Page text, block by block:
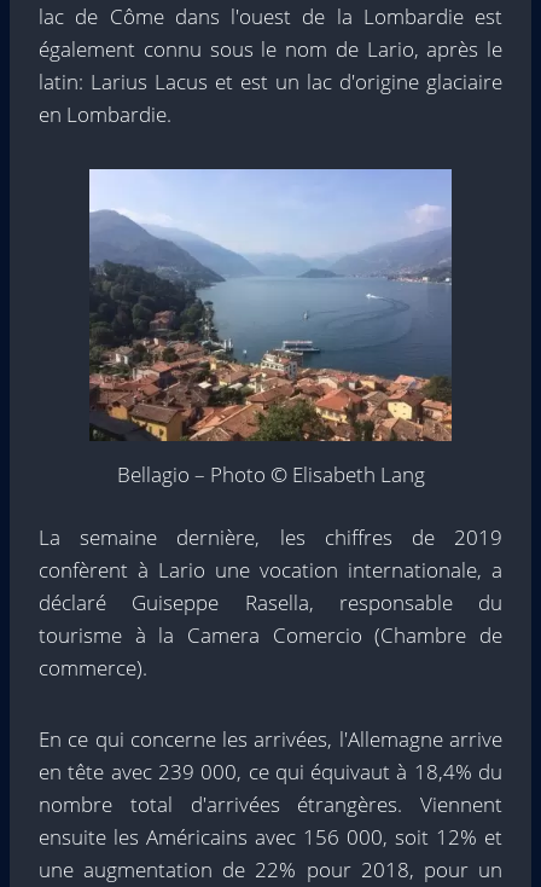
lac de Côme dans l'ouest de la Lombardie est
également connu sous le nom de Lario, après le
latin: Larius Lacus et est un lac d'origine glaciaire
en Lombardie.
Bellagio – Photo © Elisabeth Lang
La semaine dernière, les chiffres de 2019
confèrent à Lario une vocation internationale, a
déclaré Guiseppe Rasella, responsable du
tourisme à la Camera Comercio (Chambre de
commerce).
En ce qui concerne les arrivées, l'Allemagne arrive
en tête avec 239 000, ce qui équivaut à 18,4% du
nombre total d'arrivées étrangères. Viennent
ensuite les Américains avec 156 000, soit 12% et
une augmentation de 22% pour 2018, pour un